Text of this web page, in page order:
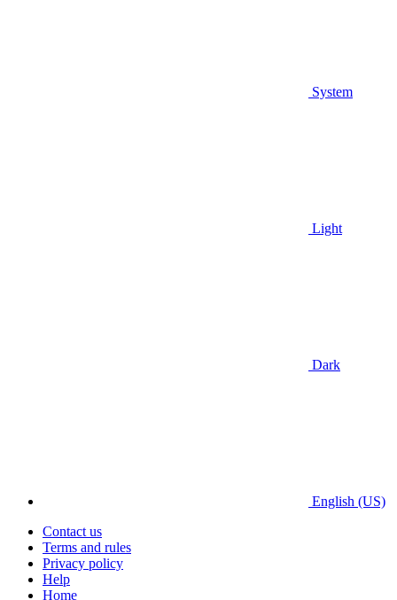
System
Light
Dark
English (US)
Contact us
Terms and rules
Privacy policy
Help
Home